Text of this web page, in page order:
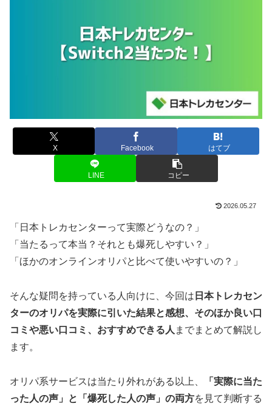
X Facebook はてブ
LINE コピー
2026.05.27
「日本トレカセンターって実際どうなの？」
「当たるって本当？それとも爆死しやすい？」
「ほかのオンラインオリパと比べて使いやすいの？」
そんな疑問を持っている人向けに、今回は 日本トレカセン
ターのオリパを実際に引いた結果と感想、そのほか良い口
コミや悪い口コミ、おすすめできる人 までまとめて解説し
ます。
オリパ系サービスは当たり外れがある以上、
「実際に当た
った人の声」と「爆死した人の声」の両方を見て判断する